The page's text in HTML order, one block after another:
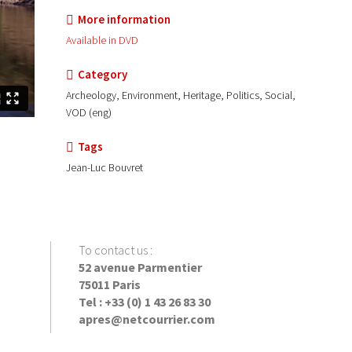
More information
Available in DVD
Category
Archeology, Environment, Heritage, Politics, Social,
VOD (eng)
Tags
Jean-Luc Bouvret
To contact us :
52 avenue Parmentier
75011 Paris
Tel : +33 (0) 1 43 26 83 30
apres@netcourrier.com